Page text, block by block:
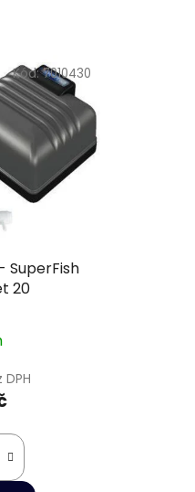
SuperFish
20
DPH
Kód:7010430